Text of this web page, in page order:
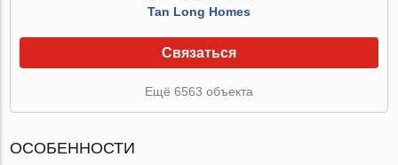
Tan Long Homes
Связаться
Ещё 6563 объекта
ОСОБЕННОСТИ